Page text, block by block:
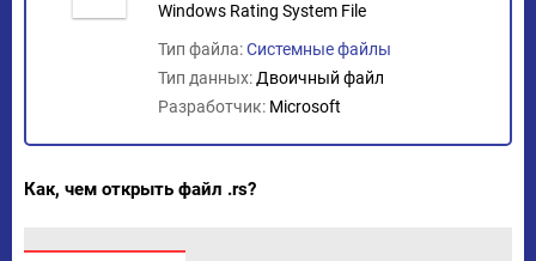
Windows Rating System File
Тип файла:Системные файлы
Тип данных: Двоичный файл
Разработчик: Microsoft
Как, чем открыть файл .rs?